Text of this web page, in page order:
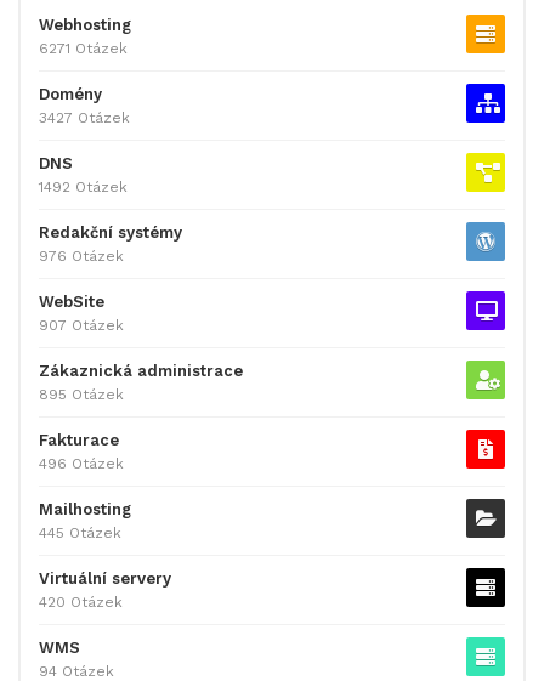
Webhosting
6271 Otázek
Domény
3427 Otázek
DNS
1492 Otázek
Redakční systémy
976 Otázek
WebSite
907 Otázek
Zákaznická administrace
895 Otázek
Fakturace
496 Otázek
Mailhosting
445 Otázek
Virtuální servery
420 Otázek
WMS
94 Otázek